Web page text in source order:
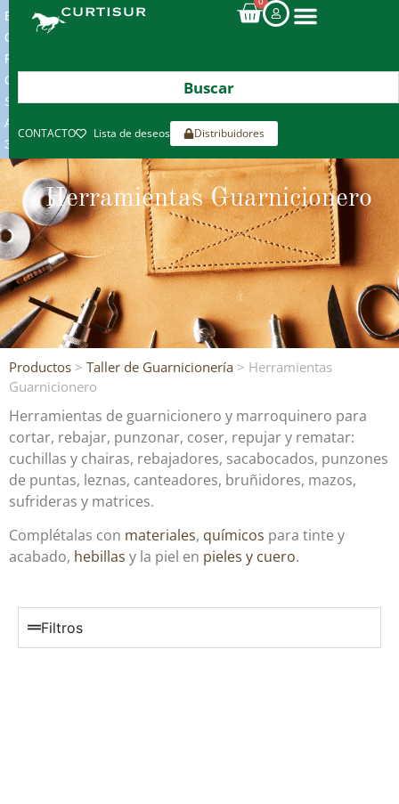
ENVIOS
GRATIS
POR
COMPRAS
SUPERIORES
A
300€*
CONTACTO Lista de deseos Distribuidores
Herramientas Guarnicionero
Productos > Taller de Guarnicionería > Herramientas
Guarnicionero
Herramientas de guarnicionero y marroquinero para
cortar, rebajar, punzonar, coser, repujar y rematar:
cuchillas y chairas, rebajadores, sacabocados, punzones
de puntas, leznas, canteadores, bruñidores, mazos,
sufrideras y matrices.
Complétalas con materiales, químicos para tinte y
acabado, hebillas y la piel en pieles y cuero.
Filtros